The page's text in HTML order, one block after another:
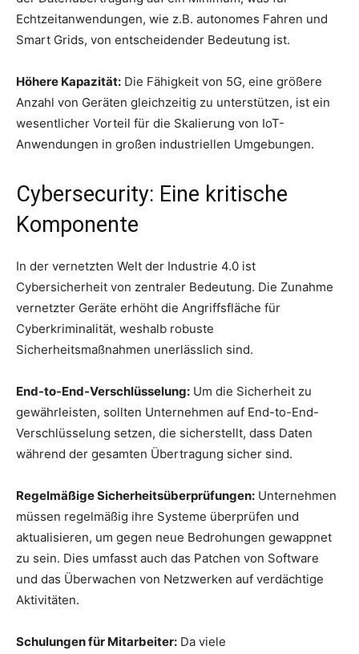
Echtzeitanwendungen, wie z.B. autonomes Fahren und
Smart Grids, von entscheidender Bedeutung ist.
Höhere Kapazität: Die Fähigkeit von 5G, eine größere
Anzahl von Geräten gleichzeitig zu unterstützen, ist ein
wesentlicher Vorteil für die Skalierung von IoT-
Anwendungen in großen industriellen Umgebungen.
Cybersecurity: Eine kritische
Komponente
In der vernetzten Welt der Industrie 4.0 ist
Cybersicherheit von zentraler Bedeutung. Die Zunahme
vernetzter Geräte erhöht die Angriffsfläche für
Cyberkriminalität, weshalb robuste
Sicherheitsmaßnahmen unerlässlich sind.
End-to-End-Verschlüsselung: Um die Sicherheit zu
gewährleisten, sollten Unternehmen auf End-to-End-
Verschlüsselung setzen, die sicherstellt, dass Daten
während der gesamten Übertragung sicher sind.
Regelmäßige Sicherheitsüberprüfungen: Unternehmen
müssen regelmäßig ihre Systeme überprüfen und
aktualisieren, um gegen neue Bedrohungen gewappnet
zu sein. Dies umfasst auch das Patchen von Software
und das Überwachen von Netzwerken auf verdächtige
Aktivitäten.
Schulungen für Mitarbeiter: Da viele